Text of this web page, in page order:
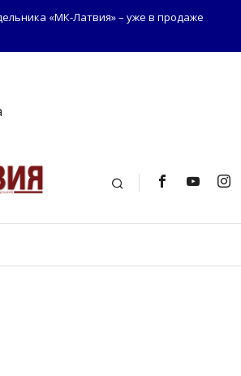
«МК-Латвия» – уже в продаже
Поиск